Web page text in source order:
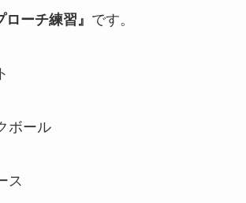
ローチ練習』 です。
ボール
ス